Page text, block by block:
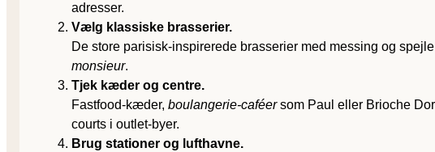
adresser.
Vælg klassiske brasserier.
De store parisisk-inspirerede brasserier med messing og
monsieur.
Tjek kæder og centre.
Fastfood-kæder, boulangerie-caféersom Paul eller Brioche
courts i outlet-byer.
Brug stationer og lufthavne.